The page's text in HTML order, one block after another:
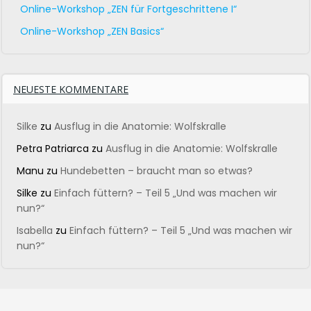
Online-Workshop „ZEN für Fortgeschrittene I“
Online-Workshop „ZEN Basics“
NEUESTE KOMMENTARE
Silke zu Ausflug in die Anatomie: Wolfskralle
Petra Patriarca zu Ausflug in die Anatomie: Wolfskralle
Manu zu Hundebetten – braucht man so etwas?
Silke zu Einfach füttern? – Teil 5 „Und was machen wir
nun?“
Isabella zu Einfach füttern? – Teil 5 „Und was machen wir
nun?“